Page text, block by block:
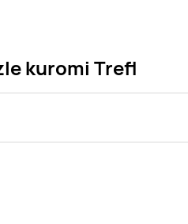
kuromi Trefl